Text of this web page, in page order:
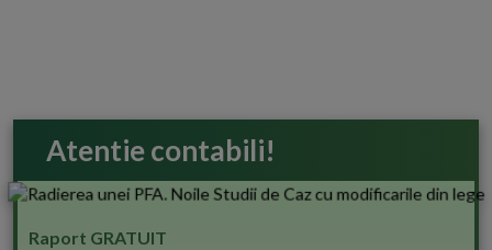
Atentie contabili!
Raport GRATUIT